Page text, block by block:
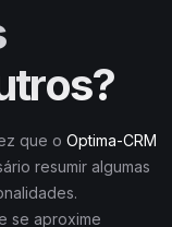
que o Optima-CRM
resumir algumas
se aproxime